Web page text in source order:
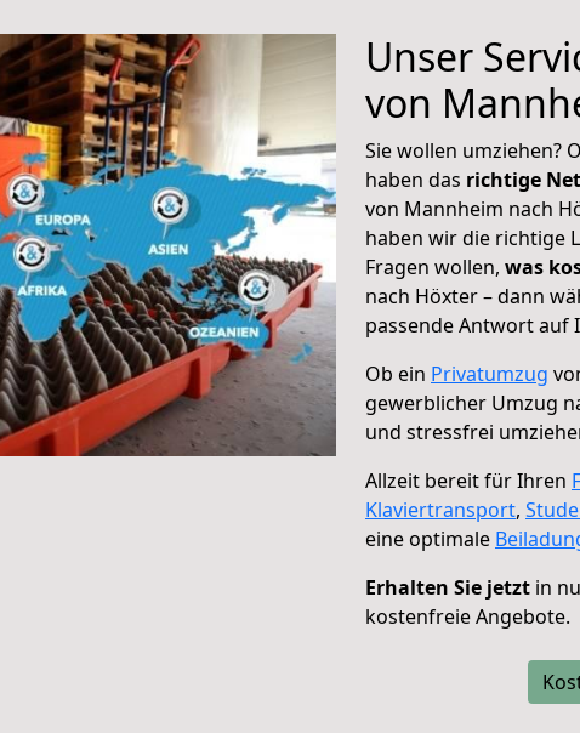
Unser
von
Sie wollen umziehen?
haben das richtige
von Mannheim nach
haben wir die richtige
Fragen wollen, was
nach Höxter – dann
passende Antwort auf
Ob ein Privatumzug
gewerblicher Umzug
und stressfrei
Allzeit bereit für Ihren
Klaviertransport,
eine optimale
Erhalten Sie jetzt in
kostenfreie Angebote.